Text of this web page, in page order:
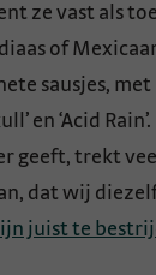
ze vast als
of
sausjes, met
en ‘Acid
geeft, trekt
dat wij
juist te